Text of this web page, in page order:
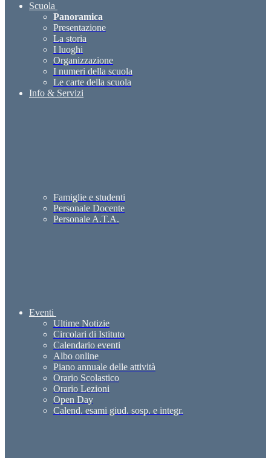
Scuola
Panoramica
Presentazione
La storia
I luoghi
Organizzazione
I numeri della scuola
Le carte della scuola
Info & Servizi
Famiglie e studenti
Personale Docente
Personale A.T.A.
Eventi
Ultime Notizie
Circolari di Istituto
Calendario eventi
Albo online
Piano annuale delle attività
Orario Scolastico
Orario Lezioni
Open Day
Calend. esami giud. sosp. e integr.